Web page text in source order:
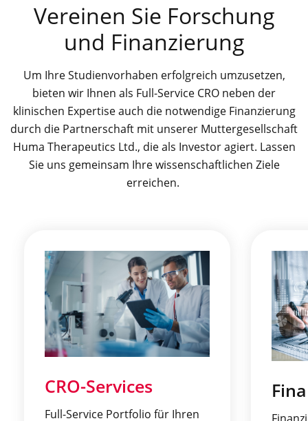
Vereinen Sie Forschung
und Finanzierung
Um Ihre Studienvorhaben erfolgreich umzusetzen,
bieten wir Ihnen als Full-Service CRO neben der
klinischen Expertise auch die notwendige Finanzierung
durch die Partnerschaft mit unserer Muttergesellschaft
Huma Therapeutics Ltd., die als Investor agiert. Lassen
Sie uns gemeinsam Ihre wissenschaftlichen Ziele
erreichen.
CRO-Services
Full-Service Portfolio für Ihren